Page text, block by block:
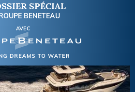
SPÉCIAL
BENETEAU
AVEC